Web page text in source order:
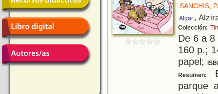
SANCHIS,
Algar ,
Colección:
De 6 a
160 p.;
papel;
Resumen:
parque